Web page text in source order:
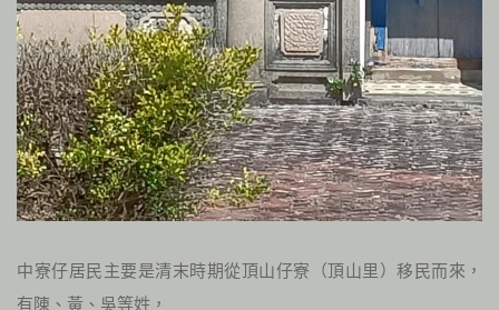
中寮仔居民主要是清末時期從頂山仔寮（頂山里）移民而來，
有陳、黃、吳等姓，